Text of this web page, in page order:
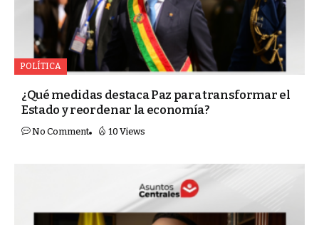
POLÍTICA
¿Qué medidas destaca Paz para transformar el
Estado y reordenar la economía?
No Comment 10 Views